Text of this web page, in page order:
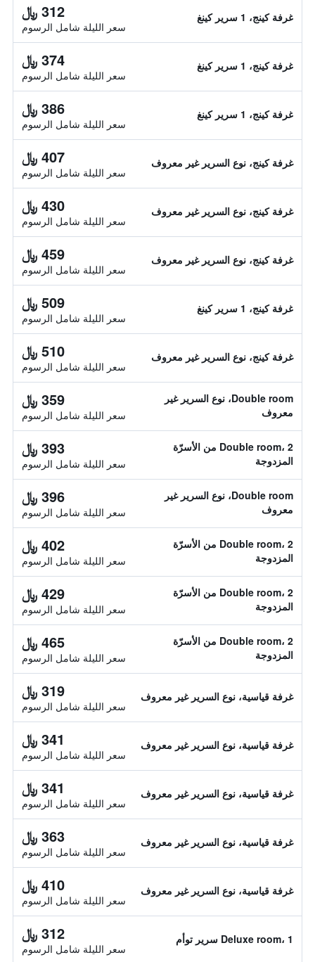
غرفة كينج، 1 سرير كينغ 312 ﷼
سعر الليلة شامل الرسوم
غرفة كينج، 1 سرير كينغ 374 ﷼
سعر الليلة شامل الرسوم
غرفة كينج، 1 سرير كينغ 386 ﷼
سعر الليلة شامل الرسوم
غرفة كينج، نوع السرير غير معروف 407 ﷼
سعر الليلة شامل الرسوم
غرفة كينج، نوع السرير غير معروف 430 ﷼
سعر الليلة شامل الرسوم
غرفة كينج، نوع السرير غير معروف 459 ﷼
سعر الليلة شامل الرسوم
غرفة كينج، 1 سرير كينغ 509 ﷼
سعر الليلة شامل الرسوم
غرفة كينج، نوع السرير غير معروف 510 ﷼
سعر الليلة شامل الرسوم
Double room، نوع السرير غير
معروف
359 ﷼
سعر الليلة شامل الرسوم
Double room، 2 من الأسرّة
المزدوجة
393 ﷼
سعر الليلة شامل الرسوم
Double room، نوع السرير غير
معروف
396 ﷼
سعر الليلة شامل الرسوم
Double room، 2 من الأسرّة
المزدوجة
402 ﷼
سعر الليلة شامل الرسوم
Double room، 2 من الأسرّة
المزدوجة
429 ﷼
سعر الليلة شامل الرسوم
Double room، 2 من الأسرّة
المزدوجة
465 ﷼
سعر الليلة شامل الرسوم
غرفة قياسية، نوع السرير غير معروف 319 ﷼
سعر الليلة شامل الرسوم
غرفة قياسية، نوع السرير غير معروف 341 ﷼
سعر الليلة شامل الرسوم
غرفة قياسية، نوع السرير غير معروف 341 ﷼
سعر الليلة شامل الرسوم
غرفة قياسية، نوع السرير غير معروف 363 ﷼
سعر الليلة شامل الرسوم
غرفة قياسية، نوع السرير غير معروف 410 ﷼
سعر الليلة شامل الرسوم
Deluxe room، 1 سرير توأم 312 ﷼
سعر الليلة شامل الرسوم